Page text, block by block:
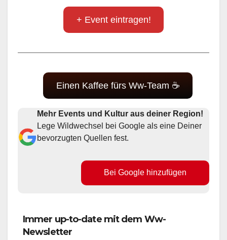
+ Event eintragen!
Einen Kaffee fürs Ww-Team ☕
Mehr Events und Kultur aus deiner Region!
Lege Wildwechsel bei Google als eine Deiner
bevorzugten Quellen fest.
Bei Google hinzufügen
Immer up-to-date mit dem Ww-
Newsletter